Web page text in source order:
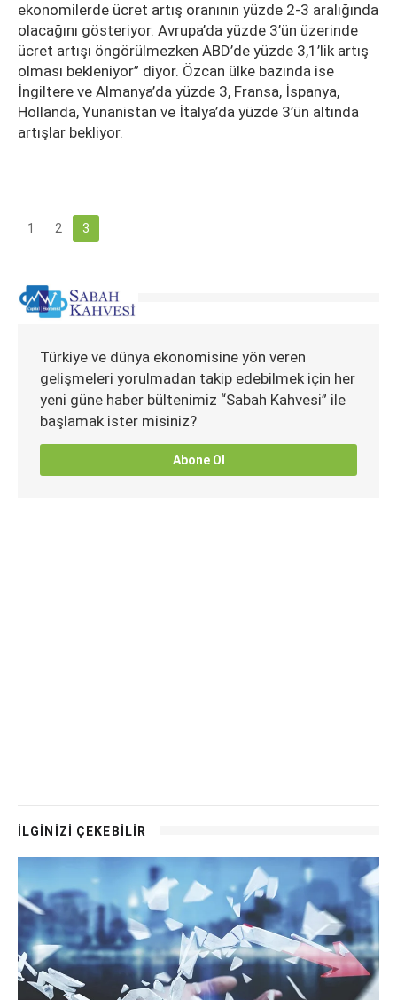
ekonomilerde ücret artış oranının yüzde 2-3 aralığında
olacağını gösteriyor. Avrupa’da yüzde 3’ün üzerinde
ücret artışı öngörülmezken ABD’de yüzde 3,1’lik artış
olması bekleniyor” diyor. Özcan ülke bazında ise
İngiltere ve Almanya’da yüzde 3, Fransa, İspanya,
Hollanda, Yunanistan ve İtalya’da yüzde 3’ün altında
artışlar bekliyor.
1 2 3
Türkiye ve dünya ekonomisine yön veren
gelişmeleri yorulmadan takip edebilmek için her
yeni güne haber bültenimiz “Sabah Kahvesi” ile
başlamak ister misiniz?
Abone Ol
İLGİNİZİ ÇEKEBİLİR